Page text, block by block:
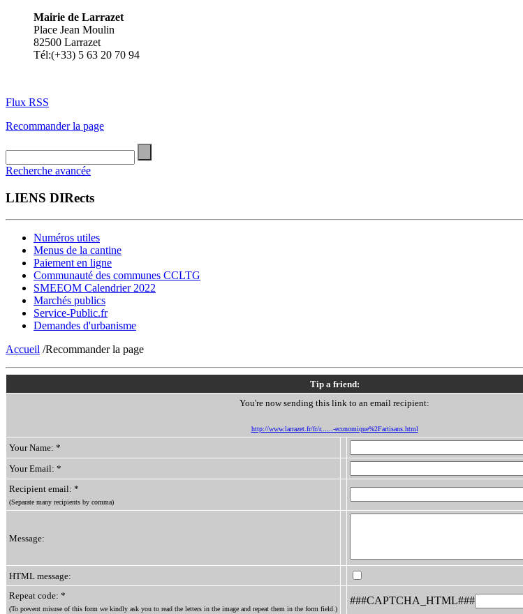
Mairie de Larrazet
Place Jean Moulin
82500 Larrazet
Tél:(+33) 5 63 20 70 94
Flux RSS
Recommander la page
Recherche avancée
LIENS DIRects
Numéros utiles
Menus de la cantine
Paiement en ligne
Communauté des communes CCLTG
SMEEOM Calendrier 2022
Marchés publics
Service-Public.fr
Demandes d'urbanisme
Accueil /Recommander la page
Tip a friend:
You're now sending this link to an email recipient:
http://www.larrazet.fr/fr/r......-economique%2Fartisans.html
Your Name: *
Your Email: *
Recipient email: *
(Separate many recipients by comma)
Message:
HTML message:
Repeat code: *
(To prevent misuse of this form we kindly ask you to read the letters in the image and repeat them in the form field.)
###CAPTCHA_HTML###